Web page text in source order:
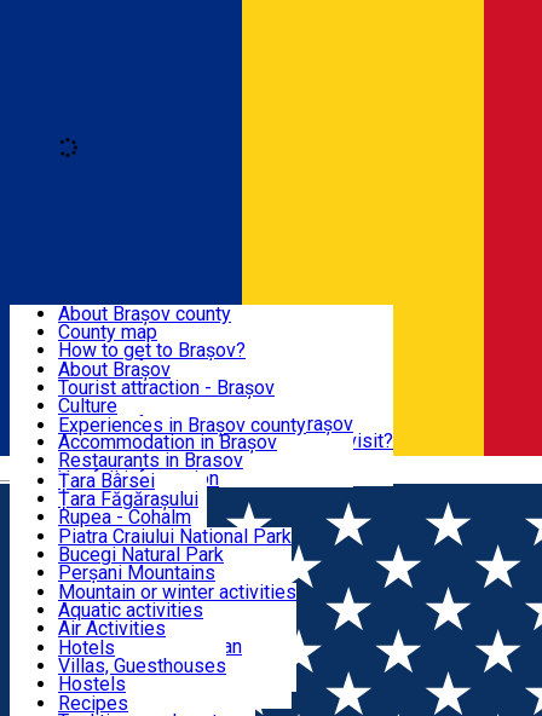
Română
BRAȘOV
EXPERIENCES
DESTINATIONS
NATURE
ACTIVE TOURISM
ACCOMMODATION
CULTURAL HERITAGE
About Brașov county
County map
How to get to Brașov?
Tourist Information Centers
Tourist Guides
Brașov Tourism Recommendations
Historical tourist attractions
What would a local recommend to visit?
Tourism news Brașov
Restaurants
About Brașov
Tourist attraction - Brașov
Culture
Tourist Information Center - Brașov
Accommodation in Brașov
Restaurants in Brasov
Usefull information
Experiences in Brașov county
Țara Bârsei
Țara Făgărașului
Rupea - Cohalm
ECO Destinations
Piatra Craiului National Park
Bucegi Natural Park
Perșani Mountains
Făgăraș Mountains
Postăvarul Peak
Măgura Codlei
Ciucaș Mountains
Protected areas
Other natural attractions
Speoturism
Mountain or winter activities
Aquatic activities
Air Activities
Adventure, Equestrian
Cycling, Running
Other activities
Hotels
Villas, Guesthouses
Hostels
Cottages
Recipes